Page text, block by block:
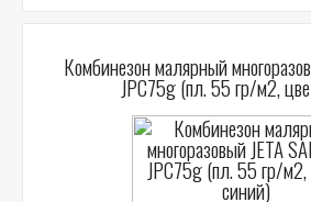
Комбинезон малярный
JPC75g (пл. 55 гр/м2,